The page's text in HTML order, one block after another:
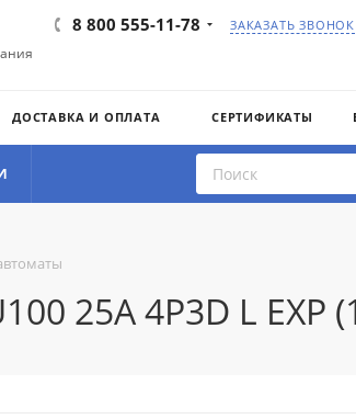
8 800 555-11-78 ЗАКАЗАТЬ ЗВОНОК
ДОСТАВКА И ОПЛАТА СЕРТИФИКАТЫ
25A 4P3D L EXP